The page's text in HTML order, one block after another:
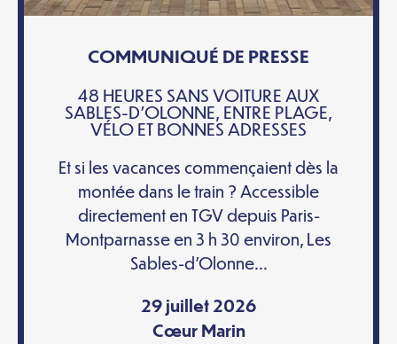
COMMUNIQUÉ DE PRESSE
48 HEURES SANS VOITURE AUX
SABLES-D’OLONNE, ENTRE PLAGE,
VÉLO ET BONNES ADRESSES
Et si les vacances commençaient dès la
montée dans le train ? Accessible
directement en TGV depuis Paris-
Montparnasse en 3 h 30 environ, Les
Sables-d’Olonne...
29 juillet 2026
Cœur Marin